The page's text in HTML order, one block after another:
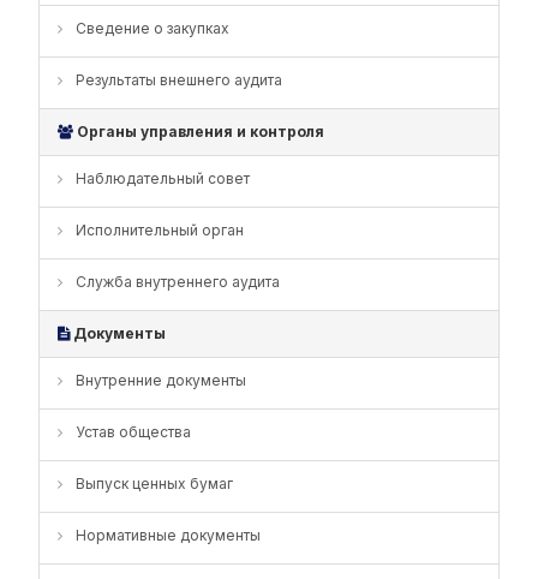
Сведение о закупках
Результаты внешнего аудита
Органы управления и контроля
Наблюдательный совет
Исполнительный орган
Служба внутреннего аудита
Документы
Внутренние документы
Устав общества
Выпуск ценных бумаг
Нормативные документы